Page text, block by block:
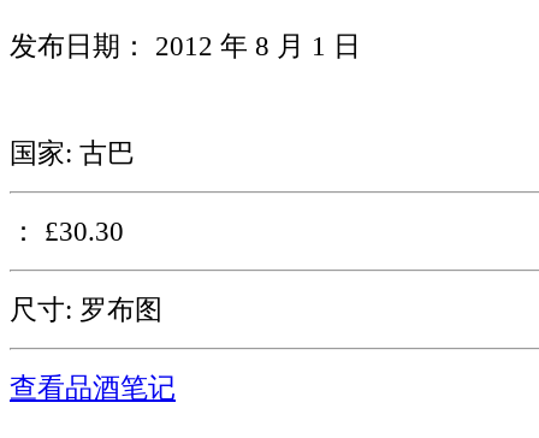
发布日期： 2012 年 8 月 1 日
国家: 古巴
： £30.30
尺寸: 罗布图
查看品酒笔记